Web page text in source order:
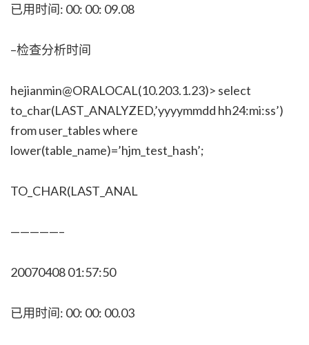
已用时间: 00: 00: 09.08
–检查分析时间
hejianmin@ORALOCAL(10.203.1.23)> select
to_char(LAST_ANALYZED,’yyyymmdd hh24:mi:ss’)
from user_tables where
lower(table_name)=’hjm_test_hash’;
TO_CHAR(LAST_ANAL
—————–
20070408 01:57:50
已用时间: 00: 00: 00.03